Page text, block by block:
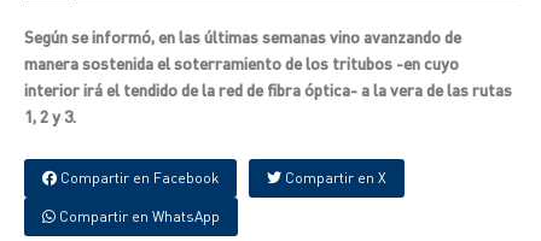
Según se informó, en las últimas semanas vino avanzando de
manera sostenida el soterramiento de los tritubos -en cuyo
interior irá el tendido de la red de fibra óptica- a la vera de las rutas
1, 2 y 3.
Compartir en Facebook Compartir en X
Compartir en WhatsApp